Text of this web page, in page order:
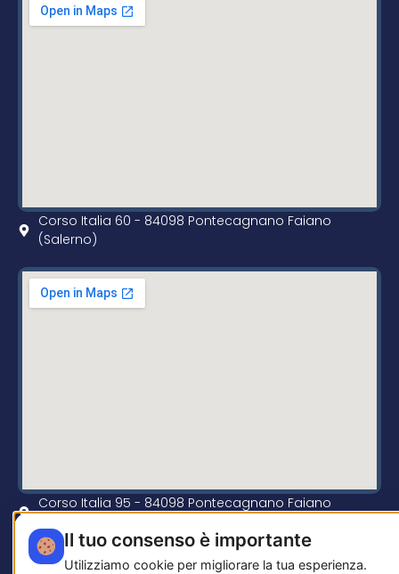
Corso Italia 60 - 84098 Pontecagnano Faiano
(Salerno)
Corso Italia 95 - 84098 Pontecagnano Faiano
© 2026 noschesestudioimmobiliare.it —Fix Agency
Il tuo consenso è importante
Utilizziamo cookie per migliorare la tua esperienza.